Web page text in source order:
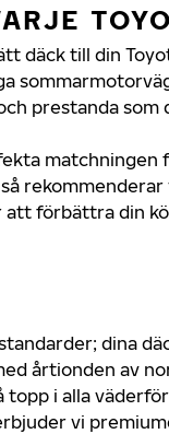
däck till din
prestanda som
matchningen
förbättra din
dina
årtionden av
i alla
vi